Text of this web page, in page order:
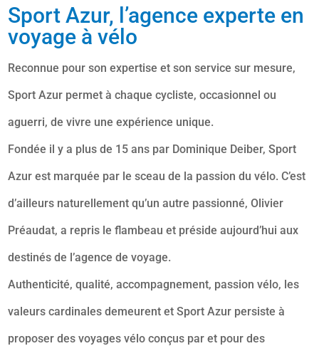
Sport Azur, l’agence experte en
voyage à vélo
Reconnue pour son expertise et son service sur mesure,
Sport Azur permet à chaque cycliste, occasionnel ou
aguerri, de vivre une expérience unique.
Fondée il y a plus de 15 ans par Dominique Deiber, Sport
Azur est marquée par le sceau de la passion du vélo. C’est
d’ailleurs naturellement qu’un autre passionné, Olivier
Préaudat, a repris le flambeau et préside aujourd’hui aux
destinés de l’agence de voyage.
Authenticité, qualité, accompagnement, passion vélo, les
valeurs cardinales demeurent et Sport Azur persiste à
proposer des voyages vélo conçus par et pour des